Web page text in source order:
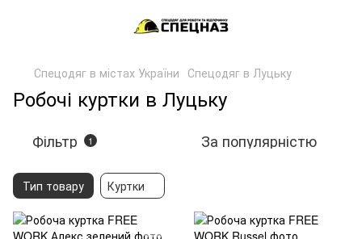
Спецодяг в містах України Спецодяг в Луцьку
Робочі куртки в Луцьку
Фільтр 1 За популярністю
Тип товару Куртки